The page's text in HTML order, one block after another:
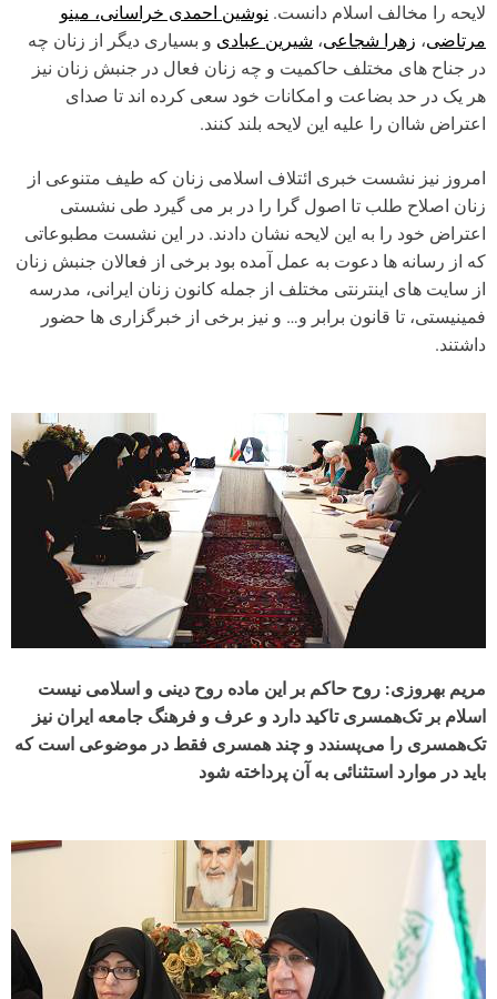
لایحه را مخالف اسلام دانست. نوشین احمدی خراسانی، مینو
مرتاضی، زهرا شجاعی، شیرین عبادی و بسیاری دیگر از زنان چه
در جناح های مختلف حاکمیت و چه زنان فعال در جنبش زنان نیز
هر یک در حد بضاعت و امکانات خود سعی کرده اند تا صدای
اعتراض شاان را علیه این لایحه بلند کنند.
امروز نیز نشست خبری ائتلاف اسلامی زنان که طیف متنوعی از
زنان اصلاح طلب تا اصول گرا را در بر می گیرد طی نشستی
اعتراض خود را به این لایحه نشان دادند. در این نشست مطبوعاتی
که از رسانه ها دعوت به عمل آمده بود برخی از فعالان جنبش زنان
از سایت های اینترنتی مختلف از جمله کانون زنان ایرانی، مدرسه
فمینیستی، تا قانون برابر و… و نیز برخی از خبرگزاری ها حضور
داشتند.
مریم بهروزی: روح حاکم بر این ماده روح دینی و اسلامی نیست
اسلام بر تک‌همسری تاکید دارد و عرف و فرهنگ جامعه ایران نیز
تک‌همسری را می‌پسندد و چند همسری فقط در موضوعی است که
باید در موارد استثنائی به آن پرداخته شود